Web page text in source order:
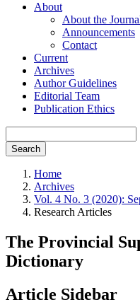
About
About the
Announcements
Contact
Current
Archives
Author Guidelines
Editorial Team
Publication Ethics
Search
Home
Archives
Vol. 4 No. 3 (2020):
Research Articles
The Provincial
Dictionary
Article Sidebar